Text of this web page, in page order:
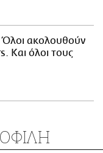
ακολουθούν
Και όλοι τους